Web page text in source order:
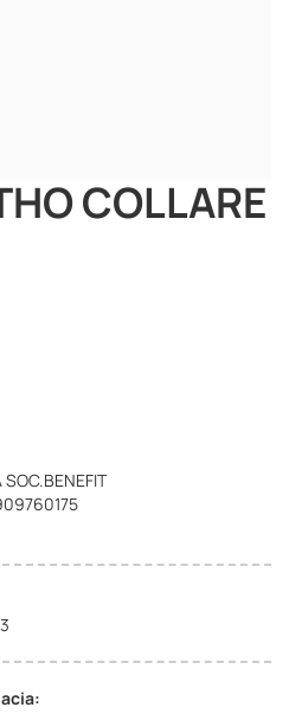
COLLARE
SOC.BENEFIT